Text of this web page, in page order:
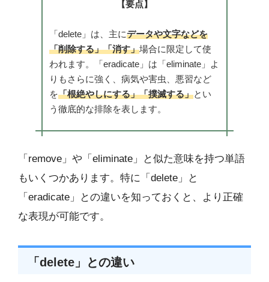
【要点】
「delete」は、主にデータや文字などを
「削除する」「消す」場合に限定して使
われます。「eradicate」は「eliminate」よ
りもさらに強く、病気や害虫、悪習など
を「根絶やしにする」「撲滅する」とい
う徹底的な排除を表します。
「remove」や「eliminate」と似た意味を持つ単語
もいくつかあります。特に「delete」と
「eradicate」との違いを知っておくと、より正確
な表現が可能です。
「delete」との違い